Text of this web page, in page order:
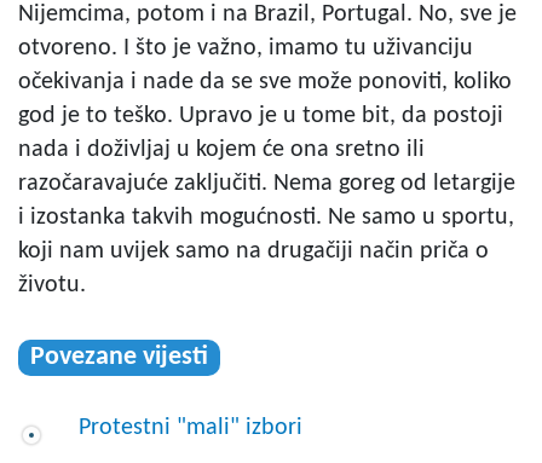
Nijemcima, potom i na Brazil, Portugal. No, sve je
otvoreno. I što je važno, imamo tu uživanciju
očekivanja i nade da se sve može ponoviti, koliko
god je to teško. Upravo je u tome bit, da postoji
nada i doživljaj u kojem će ona sretno ili
razočaravajuće zaključiti. Nema goreg od letargije
i izostanka takvih mogućnosti. Ne samo u sportu,
koji nam uvijek samo na drugačiji način priča o
životu.
Povezane vijesti
Protestni "mali" izbori